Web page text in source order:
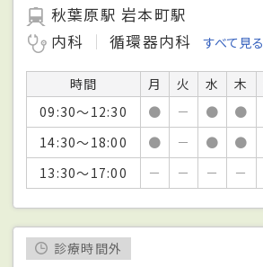
秋葉原駅 岩本町駅
内科
循環器内科 すべて見る
時間 月 火 水 木
09:30～12:30
● － ● ●
14:30～18:00
● － ● ●
13:30～17:00
－ － － －
診療時間外